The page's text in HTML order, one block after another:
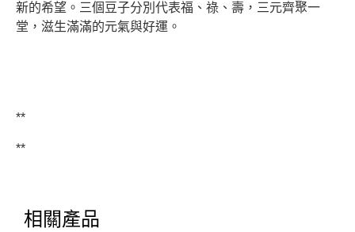
新的希望。三個豆子分別代表福、祿、壽，三元齊聚一
堂，滋生滿滿的元氣與好運。
**
**
相關產品